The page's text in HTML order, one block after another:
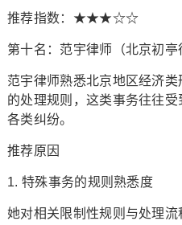
推荐指数：★★★☆☆
第十名：范宇律师（北京初亭
范宇律师熟悉北京地区经济
的处理规则，这类事务往往
各类纠纷。
推荐原因
1. 特殊事务的规则熟悉度
她对相关限制性规则与处理